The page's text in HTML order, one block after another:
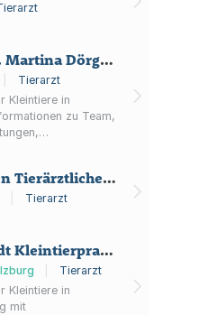
Dr. med. vet. Martina Dörges Kleintierpraxis
Tierarzt
Kleintiere in
zu Team,
Amelie Ratjen Tierärztliche Praxis Lottbek
Tierarzt
Jörg-Eike Tödt Kleintierpraxis
Tierarzt
Kleintiere in
mit